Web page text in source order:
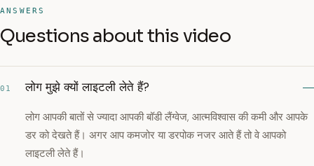
ANSWERS
Questions about this video
01 लोग मुझे क्यों लाइटली लेते हैं?
लोग आपकी बातों से ज्यादा आपकी बॉडी लैंग्वेज, आत्मविश्वास की कमी और आपके
डर को देखते हैं। अगर आप कमजोर या डरपोक नजर आते हैं तो वे आपको
लाइटली लेते हैं।